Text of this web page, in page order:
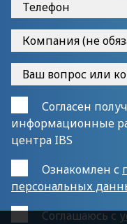
Согласен
информационные
центра IBS
Ознакомлен с
персональных
Cоглашаюсь с